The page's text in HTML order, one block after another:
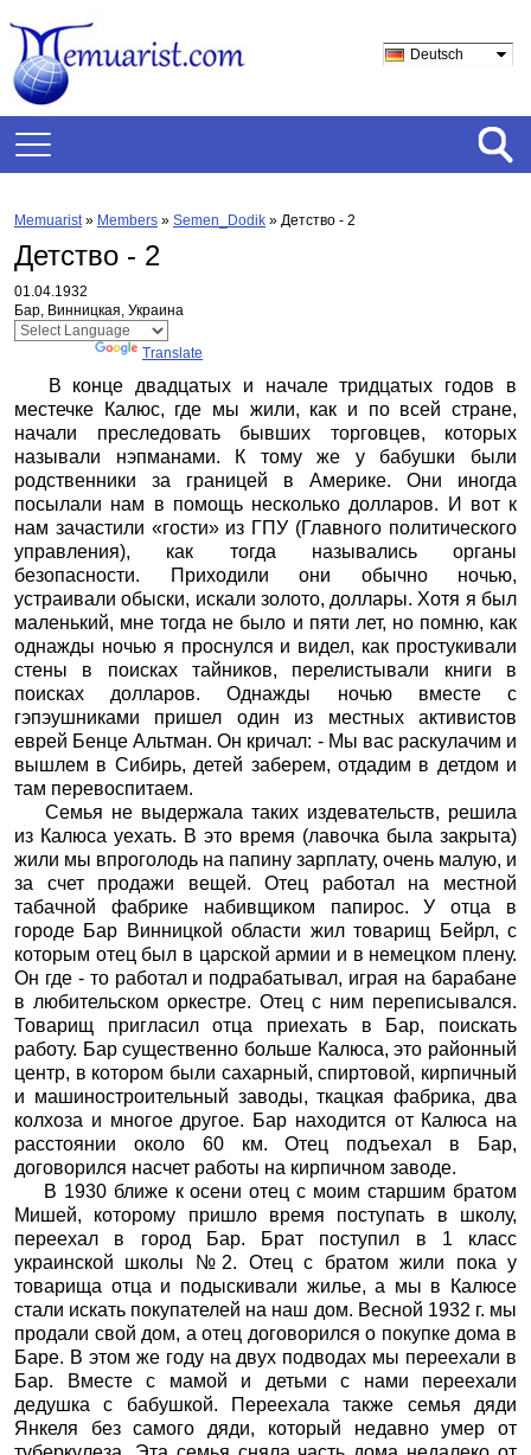
Deutsch
Memuarist» Members » Semen_Dodik » Детство - 2
Детство - 2
01.04.1932
Бар, Винницкая, Украина
Translate
В конце двадцатых и начале тридцатых годов в
местечке Калюс, где мы жили, как и по всей стране,
начали преследовать бывших торговцев, которых
называли нэпманами. К тому же у бабушки были
родственники за границей в Америке. Они иногда
посылали нам в помощь несколько долларов. И вот к
нам зачастили «гости» из ГПУ (Главного политического
управления), как тогда назывались органы
безопасности. Приходили они обычно ночью,
устраивали обыски, искали золото, доллары. Хотя я был
маленький, мне тогда не было и пяти лет, но помню, как
однажды ночью я проснулся и видел, как простукивали
стены в поисках тайников, перелистывали книги в
поисках долларов. Однажды ночью вместе с
гэпэушниками пришел один из местных активистов
еврей Бенце Альтман. Он кричал: - Мы вас раскулачим и
вышлем в Сибирь, детей заберем, отдадим в детдом и
там перевоспитаем.
Семья не выдержала таких издевательств, решила
из Калюса уехать. В это время (лавочка была закрыта)
жили мы впроголодь на папину зарплату, очень малую, и
за счет продажи вещей. Отец работал на местной
табачной фабрике набивщиком папирос. У отца в
городе Бар Винницкой области жил товарищ Бейрл, с
которым отец был в царской армии и в немецком плену.
Он где - то работал и подрабатывал, играя на барабане
в любительском оркестре. Отец с ним переписывался.
Товарищ пригласил отца приехать в Бар, поискать
работу. Бар существенно больше Калюса, это районный
центр, в котором были сахарный, спиртовой, кирпичный
и машиностроительный заводы, ткацкая фабрика, два
колхоза и многое другое. Бар находится от Калюса на
расстоянии около 60 км. Отец подъехал в Бар,
договорился насчет работы на кирпичном заводе.
В 1930 ближе к осени отец с моим старшим братом
Мишей, которому пришло время поступать в школу,
переехал в город Бар. Брат поступил в 1 класс
украинской школы №2. Отец с братом жили пока у
товарища отца и подыскивали жилье, а мы в Калюсе
стали искать покупателей на наш дом. Весной 1932 г. мы
продали свой дом, а отец договорился о покупке дома в
Баре. В этом же году на двух подводах мы переехали в
Бар. Вместе с мамой и детьми с нами переехали
дедушка с бабушкой. Переехала также семья дяди
Янкеля без самого дяди, который недавно умер от